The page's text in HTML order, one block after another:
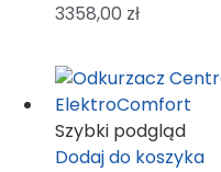
3358,00 zł
Szybki podgląd
Dodaj do koszyka